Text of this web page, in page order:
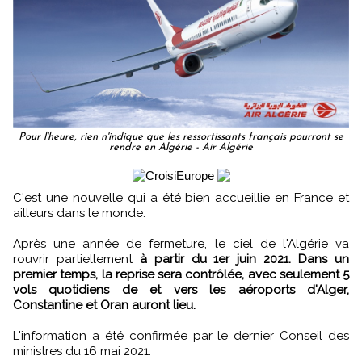
Pour l'heure, rien n'indique que les ressortissants français pourront se
rendre en Algérie - Air Algérie
C'est une nouvelle qui a été bien accueillie en France et
ailleurs dans le monde.
Après une année de fermeture, le ciel de l'Algérie va
rouvrir partiellement à partir du 1er juin 2021. Dans un
premier temps, la reprise sera contrôlée, avec seulement 5
vols quotidiens de et vers les aéroports d'Alger,
Constantine et Oran auront lieu.
L'information a été confirmée par le dernier Conseil des
ministres du 16 mai 2021.